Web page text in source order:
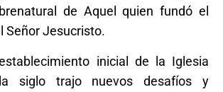
de Aquel quien fundó el
Señor Jesucristo.
inicial de la Iglesia
siglo trajo nuevos desafíos y